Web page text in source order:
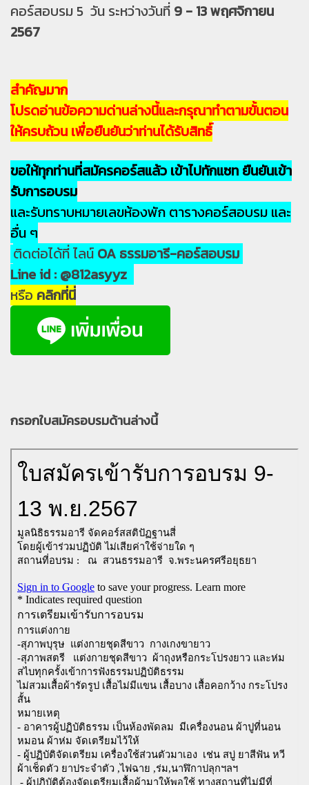
คอร์สอบรม 5 วัน ระหว่างวันที่ 9 - 13 พฤศจิกายน
2567
สำคัญมาก
โปรดอ่านข้อความด่านล่างนี้และกรุณาทำตามขั้นตอน
ให้ครบถ้วน เพื่อยืนยันว่าท่านได้รับสิทธิ์
ขอให้ทุกท่านที่สมัครคอร์สแล้ว เข้าไปทักแซท ยืนยันเข้า
รับการอบรม
และรับทราบหมายเลขห้องพัก ตารางคอร์สอบรม และ
อื่น ๆ
ติดต่อได้ที่ ไลน์ OA ธรรมอารี-คอร์สอบรม
Line id : @812asyyz
หรือ คลิกที่นี่
กรอกใบสมัครอบรมด้านล่างนี้